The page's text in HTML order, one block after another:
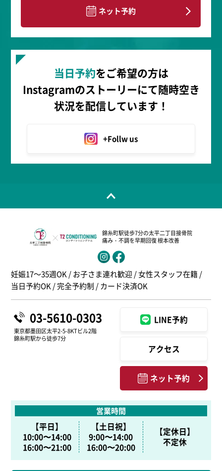
ネット予約
当日予約をご希望の方は
Instagramのストーリーにて随時空き
状況を配信しています！
+Follw us
錦糸町駅徒歩7分の太平二丁目接骨院
痛み・不調を早期回復 根本改善
妊娠17～35週OK / お子さま連れ歓迎 / 女性スタッフ在籍 /
当日予約OK / 完全予約制 / カード決済OK
03-5610-0303
東京都墨田区太平2-5-8KTビル2階
錦糸町駅から徒歩7分
LINE予約
アクセス
ネット予約
営業時間
【平日】
10:00〜14:00
16:00〜21:00
【土日祝】
9:00〜14:00
16:00〜20:00
【定休日】
不定休